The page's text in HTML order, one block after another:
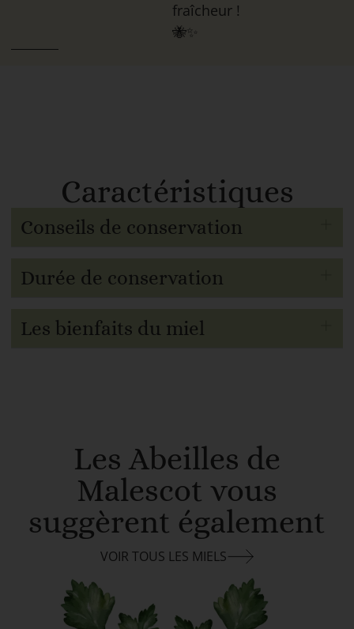
fraîcheur !
🐝✨
Caractéristiques
Conseils de conservation
Durée de conservation
Les bienfaits du miel
Les Abeilles de
Malescot vous
suggèrent également
VOIR TOUS LES MIELS